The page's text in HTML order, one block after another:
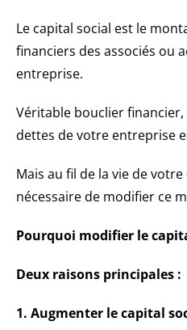
Le capital social est le
financiers des associés ou
entreprise.
Véritable bouclier
dettes de votre entreprise
Mais au fil de la vie de
nécessaire de modifier ce
Pourquoi modifier le
Deux raisons principales :
1. Augmenter le capital